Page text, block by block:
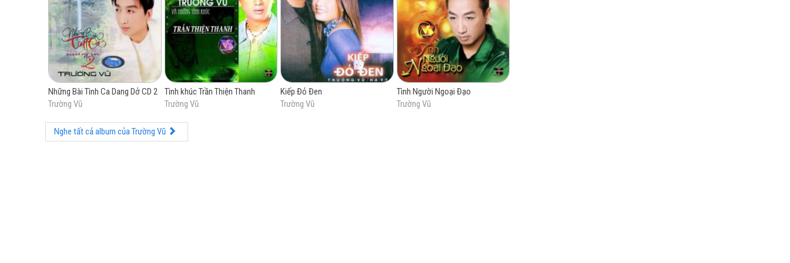
Những Bài Tình Ca Dang Dở CD 2
Trường Vũ
Tình khúc Trần Thiện Thanh
Trường Vũ
Kiếp Đỏ Đen
Trường Vũ
Tình Người Ngoại Đạo
Trường Vũ
Nghe tất cả album của Trường Vũ